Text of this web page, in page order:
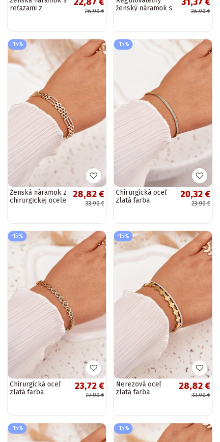
reťazami z
26,90 €
ženský náramok s
zlatého odtieňa
36,90 €
-15%
Ženská náramok z
chirurgickej ocele
28,82 €
33,90 €
-15%
Chirurgická oceľ
zlatá farba
20,32 €
23,90 €
-15%
Chirurgická oceľ
zlatá farba
23,72 €
27,90 €
-15%
Nerezová oceľ
zlatá farba
28,82 €
33,90 €
-15% -15%